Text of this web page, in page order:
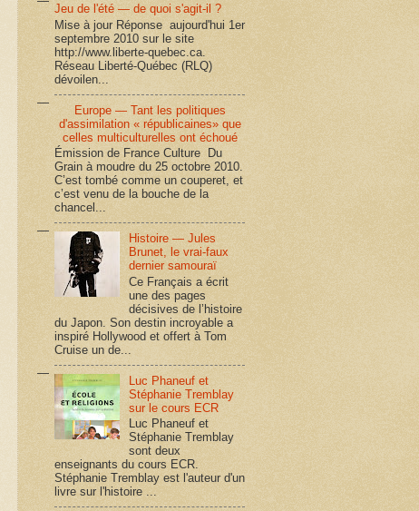
Jeu de l'été — de quoi s'agit-il ?
Mise à jour Réponse aujourd'hui 1er
septembre 2010 sur le site
http://www.liberte-quebec.ca.
Réseau Liberté-Québec (RLQ)
dévoilen...
Europe — Tant les politiques
d'assimilation « républicaines» que
celles multiculturelles ont échoué
Émission de France Culture Du
Grain à moudre du 25 octobre 2010.
C’est tombé comme un couperet, et
c’est venu de la bouche de la
chancel...
Histoire — Jules
Brunet, le vrai-faux
dernier samouraï
Ce Français a écrit
une des pages
décisives de l’histoire
du Japon. Son destin incroyable a
inspiré Hollywood et offert à Tom
Cruise un de...
Luc Phaneuf et
Stéphanie Tremblay
sur le cours ECR
Luc Phaneuf et
Stéphanie Tremblay
sont deux
enseignants du cours ECR.
Stéphanie Tremblay est l'auteur d'un
livre sur l'histoire ...